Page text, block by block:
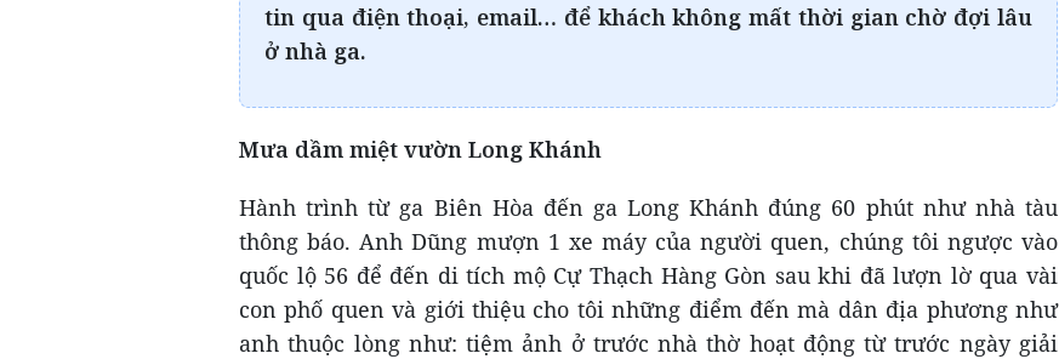
tin qua điện thoại, email… để khách không mất thời gian chờ đợi lâu
ở nhà ga.
Mưa dầm miệt vườn Long Khánh
Hành trình từ ga Biên Hòa đến ga Long Khánh đúng 60 phút như nhà tàu
thông báo. Anh Dũng mượn 1 xe máy của người quen, chúng tôi ngược vào
quốc lộ 56 để đến di tích mộ Cự Thạch Hàng Gòn sau khi đã lượn lờ qua vài
con phố quen và giới thiệu cho tôi những điểm đến mà dân địa phương như
anh thuộc lòng như: tiệm ảnh ở trước nhà thờ hoạt động từ trước ngày giải